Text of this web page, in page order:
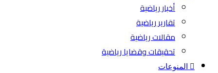
أخبار رياضية
تقارير رياضية
مقالات رياضية
تحقيقات وقضايا رياضية
المنوعات